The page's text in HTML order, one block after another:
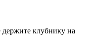
клубнику на